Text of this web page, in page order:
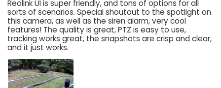
Reolink UI is super friendly, and tons of options for all
sorts of scenarios. Special shoutout to the spotlight on
this camera, as well as the siren alarm, very cool
features! The quality is great, PTZ is easy to use,
tracking works great, the snapshots are crisp and clear,
and it just works.